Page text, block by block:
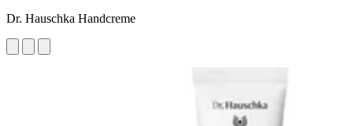
Dr. Hauschka Handcreme